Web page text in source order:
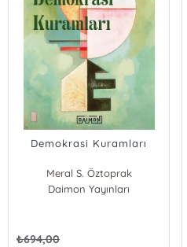
Demokrasi Kuramları
Meral S. Öztoprak
R. Savaş Biçer
Daimon Yayınları
₺694,00